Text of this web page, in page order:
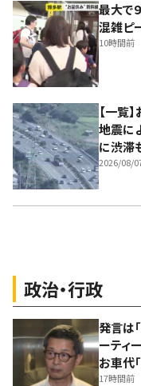
最大で
混雑ピ
10時間前
【一覧
地震に
に渋滞
2026/08/
政治・行政
発言は
ーティ
お車代
17時間前